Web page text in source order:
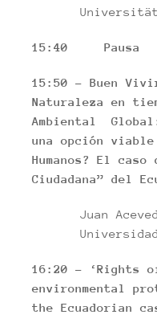
15:40
15:50 – Buen
Naturaleza en
Ambiental
una opción
Humanos? El
Ciudadana” del
Juan
16:20 – ‘Rights
environmental
the Ecuadorian